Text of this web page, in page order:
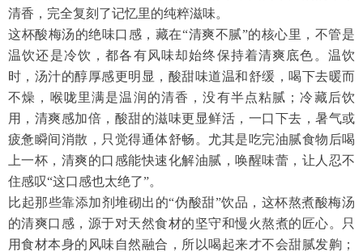
清香，完全复刻了记忆里的纯粹滋味。
这杯酸梅汤的绝味口感，藏在“清爽不腻”的核心里，不管是
温饮还是冷饮，都各有风味却始终保持着清爽底色。温饮
时，汤汁的醇厚感更明显，酸甜味道温和舒缓，喝下去暖而
不燥，喉咙里满是温润的清香，没有半点粘腻；冷藏后饮
用，清爽感加倍，酸甜的滋味更显鲜活，一口下去，暑气或
疲惫瞬间消散，只觉得通体舒畅。尤其是吃完油腻食物后喝
上一杯，清爽的口感能快速化解油腻，唤醒味蕾，让人忍不
住感叹“这口感也太绝了”。
比起那些靠添加剂堆砌出的“伪酸甜”饮品，这杯熬煮酸梅汤
的清爽口感，源于对天然食材的坚守和慢火熬煮的匠心。只
用食材本身的风味自然融合，所以喝起来才不会甜腻发齁；